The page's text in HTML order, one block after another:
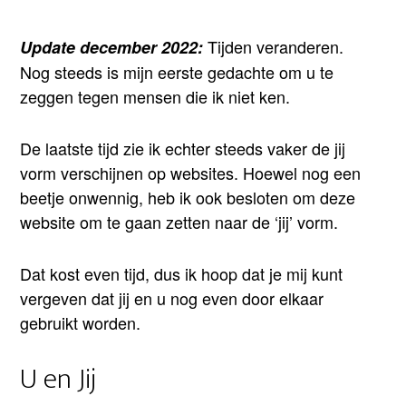
Update december 2022:Tijden veranderen.
Nog steeds is mijn eerste gedachte om u te
zeggen tegen mensen die ik niet ken.
De laatste tijd zie ik echter steeds vaker de jij
vorm verschijnen op websites. Hoewel nog een
beetje onwennig, heb ik ook besloten om deze
website om te gaan zetten naar de ‘jij’ vorm.
Dat kost even tijd, dus ik hoop dat je mij kunt
vergeven dat jij en u nog even door elkaar
gebruikt worden.
U en Jij